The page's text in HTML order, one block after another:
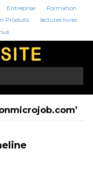
Entreprise
Formation
Produits
lectures livres